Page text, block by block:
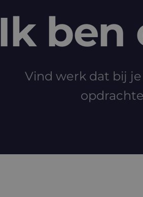
Ik ben
Vind werk dat bij